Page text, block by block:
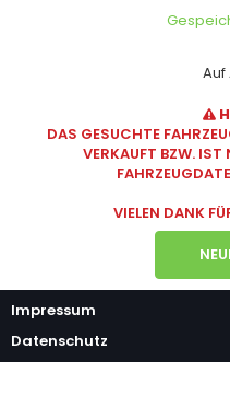
Auf
DAS GESUCHTE
VERKAUFT BZW. IST
VIELEN DANK
Impressum
Datenschutz